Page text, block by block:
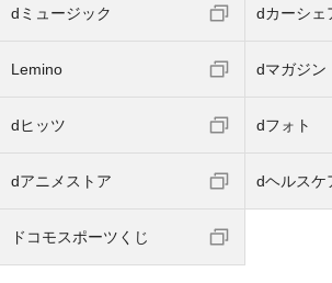
dミュージック dカーシェ
Lemino dマガジン
dヒッツ dフォト
dアニメストア dヘルスケ
ドコモスポーツくじ